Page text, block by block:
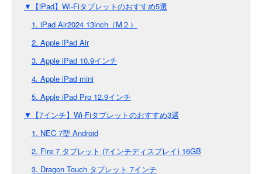
▼【iPad】Wi-Fiタブレットのおすすめ5選
1. iPad Air2024 13inch（M２）
2. Apple iPad Air
3. Apple iPad 10.9インチ
4. Apple iPad mini
5. Apple iPad Pro 12.9インチ
▼【7インチ】Wi-Fiタブレットのおすすめ3選
1. NEC 7型 Android
2. Fire 7 タブレット (7インチディスプレイ) 16GB
3. Dragon Touch タブレット 7インチ